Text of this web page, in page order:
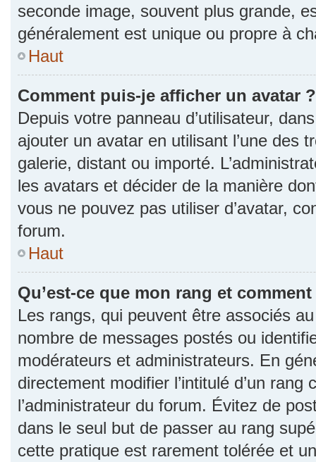
seconde image, souvent plus grande,
généralement est unique ou propre à
Haut
Comment puis-je afficher un avatar ?
Depuis votre panneau d’utilisateur,
ajouter un avatar en utilisant l’une des
galerie, distant ou importé.
les avatars et décider de la manière
vous ne pouvez pas utiliser d’avatar,
forum.
Haut
Qu’est-ce que mon rang et
Les rangs, qui peuvent être associés
nombre de messages postés ou
modérateurs et administrateurs. En
directement modifier l’intitulé d’un
l’administrateur du forum. Évitez de
dans le seul but de passer au rang
cette pratique est rarement tolérée et